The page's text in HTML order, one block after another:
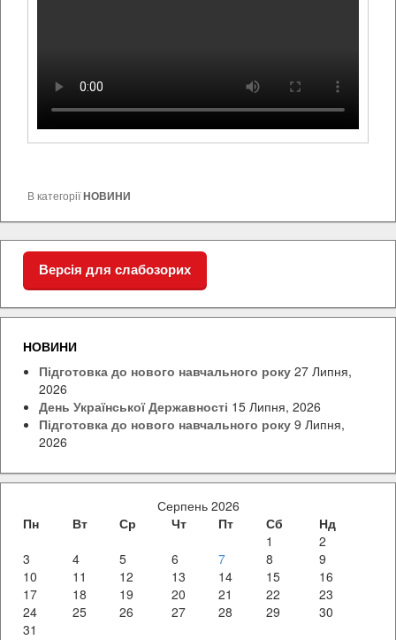
В категоріїНОВИНИ
Версія для слабозорих
НОВИНИ
Підготовка до нового навчального року 27 Липня,
2026
День Української Державності 15 Липня, 2026
Підготовка до нового навчального року 9 Липня,
2026
Серпень 2026
Пн
Вт Ср Чт Пт Сб
Нд
1
2
3
4 5 6 7 8
9
10
11 12 13 14 15
16
17
18 19 20 21 22
23
24
25 26 27 28 29
30
31